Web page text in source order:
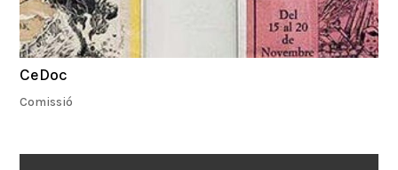
CeDoc
Comissió